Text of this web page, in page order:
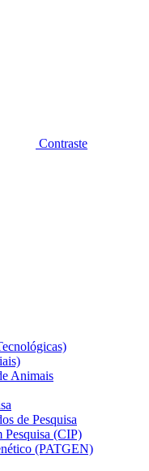
Contraste
Animais
de Pesquisa
Pesquisa (CIP)
(PATGEN)